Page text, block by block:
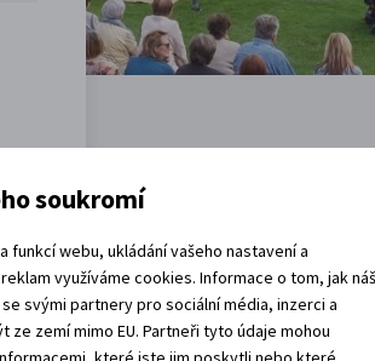
jsou za rohem
soukromí
funkcí webu, ukládání vašeho nastavení a
využíváme cookies. Informace o tom, jak
svými partnery pro sociální média, inzerci a
ze zemí mimo EU. Partneři tyto údaje mohou